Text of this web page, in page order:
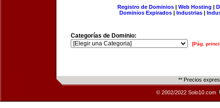
Registro de Dominios| Web Hosting |
Dominios Expirados | Industrias |
Categorías de Dominio:
[Pág.
** Precios
© 2002/2022 Solo10.com